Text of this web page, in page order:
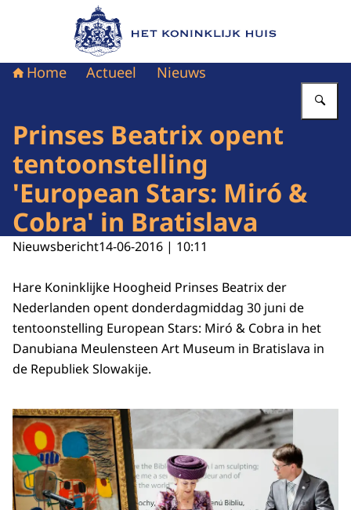
Naar de homepage van Het Koninklijk Huis
Home Actueel Nieuws
Prinses Beatrix opent
tentoonstelling
'European Stars: Miró &
Cobra' in Bratislava
Nieuwsbericht14-06-2016 | 10:11
Hare Koninklijke Hoogheid Prinses Beatrix der
Nederlanden opent donderdagmiddag 30 juni de
tentoonstelling European Stars: Miró & Cobra in het
Danubiana Meulensteen Art Museum in Bratislava in
de Republiek Slowakije.